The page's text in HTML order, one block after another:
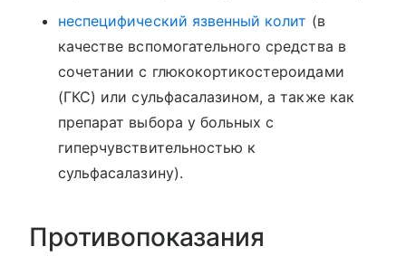
неспецифический язвенный колит (в
качестве вспомогательного средства в
сочетании с глюкокортикостероидами
(ГКС) или сульфасалазином, а также как
препарат выбора у больных с
гиперчувствительностью к
сульфасалазину).
Противопоказания